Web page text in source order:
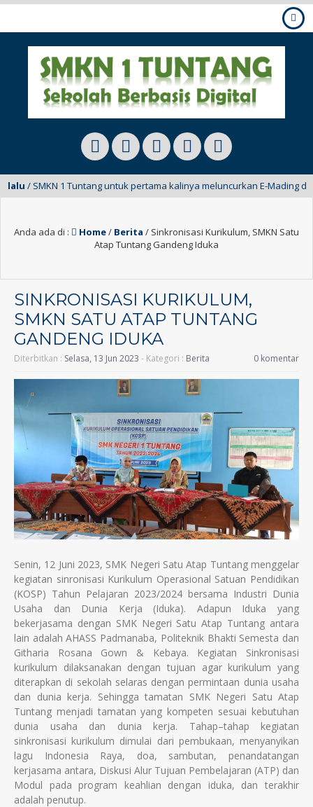
/ SMKN 1 Tuntang untuk pertama kalinya meluncurkan E-Mading dari
Anda ada di : Home/ Berita / Sinkronisasi Kurikulum, SMKN Satu
Atap Tuntang Gandeng Iduka
SINKRONISASI KURIKULUM,
SMKN SATU ATAP TUNTANG
GANDENG IDUKA
Diterbitkan : Selasa, 13 Jun 2023 - Kategori : Berita 0 komentar
Senin, 12 Juni 2023, SMK Negeri Satu Atap Tuntang menggelar
kegiatan sinronisasi Kurikulum Operasional Satuan Pendidikan
(KOSP) Tahun Pelajaran 2023/2024 bersama Industri Dunia
Usaha dan Dunia Kerja (Iduka). Adapun Iduka yang
bekerjasama dengan SMK Negeri Satu Atap Tuntang antara
lain adalah AHASS Padmanaba, Politeknik Bhakti Semesta dan
Githaria Rosana Gown & Kebaya. Kegiatan Sinkronisasi
kurikulum dilaksanakan dengan tujuan agar kurikulum yang
diterapkan di sekolah selaras dengan permintaan dunia usaha
dan dunia kerja. Sehingga tamatan SMK Negeri Satu Atap
Tuntang menjadi tamatan yang kompeten sesuai kebutuhan
dunia usaha dan dunia kerja. Tahap–tahap kegiatan
sinkronisasi kurikulum dimulai dari pembukaan, menyanyikan
lagu Indonesia Raya, doa, sambutan, penandatangan
kerjasama antara, Diskusi Alur Tujuan Pembelajaran (ATP) dan
Modul pada program keahlian dengan iduka, dan terakhir
adalah penutup.